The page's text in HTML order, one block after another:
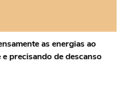
as energias ao
precisando de descanso